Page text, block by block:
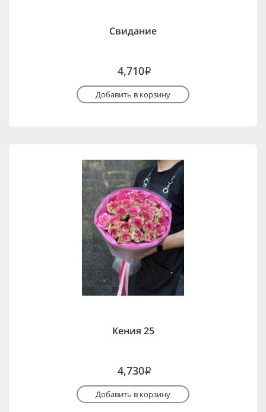
Свидание
4,710i
Добавить в корзину
Кения 25
4,730i
Добавить в корзину